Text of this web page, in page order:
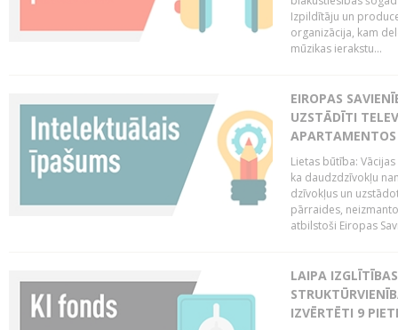
Izpildītāju un
organizācija, kam
mūzikas ierakstu...
EIROPAS
UZSTĀDĪTI
Lietas būtība:
ka daudzdzīvokļu
dzīvokļus un
pārraides,
atbilstoši Eiropas
LAIPA
IZVĒRTĒTI 9